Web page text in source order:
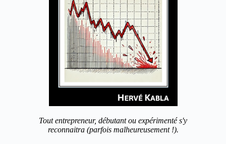
Tout entrepreneur, débutant ou expérimenté s'y
reconnaitra (parfois malheureusement !).